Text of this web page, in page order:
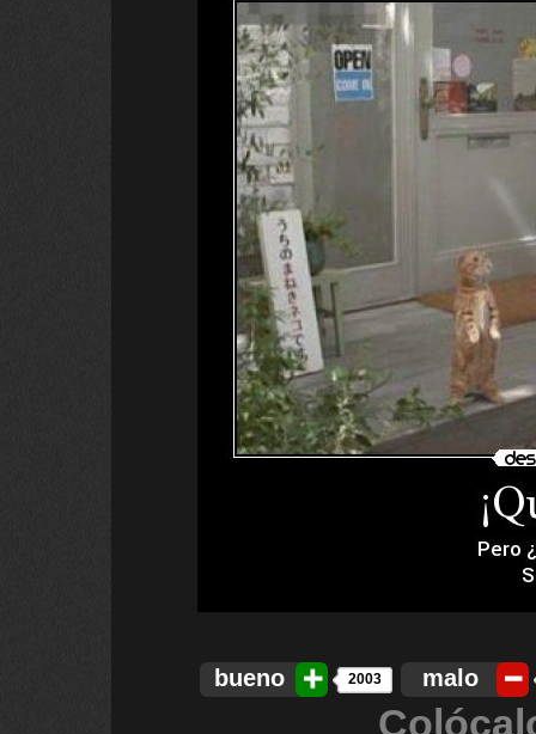
bueno 2003 malo